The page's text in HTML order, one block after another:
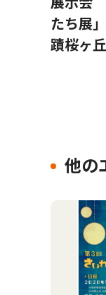
たち展
蹟桜ヶ
他の